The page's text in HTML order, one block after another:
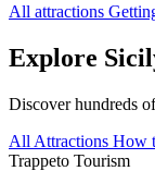
All attractions
Explore
Discover hundreds
All Attractions How
Trappeto Tourism